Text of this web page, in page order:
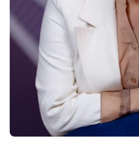
University of
Reading
Queen Margaret
University
Центр Прикладных
Исследований